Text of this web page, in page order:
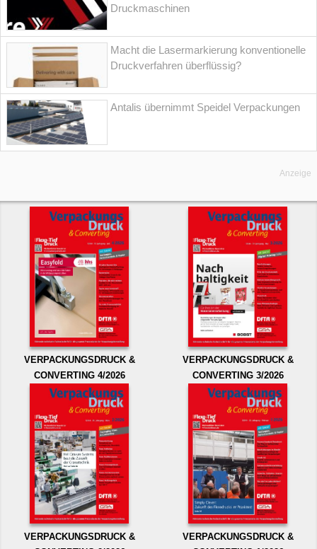
Druckmaschinen
Macht die Lasermarkierung konventionelle
Druckverfahren überflüssig?
Antalis übernimmt Speidel Verpackungen
Anzeige
VERPACKUNGSDRUCK &
CONVERTING 4/2026
VERPACKUNGSDRUCK &
CONVERTING 3/2026
VERPACKUNGSDRUCK &
VERPACKUNGSDRUCK &